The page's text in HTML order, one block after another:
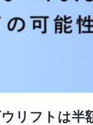
リフトは半